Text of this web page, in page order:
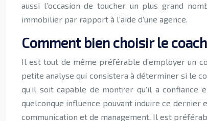
aussi l’occasion de toucher un plus grand
immobilier par rapport à l’aide d’une agence.
Comment bien choisir le
Il est tout de même préférable d’employer un
petite analyse qui consistera à déterminer si le
qu’il soit capable de montrer qu’il a
quelconque influence pouvant induire ce dernier
communication et de management. Il est